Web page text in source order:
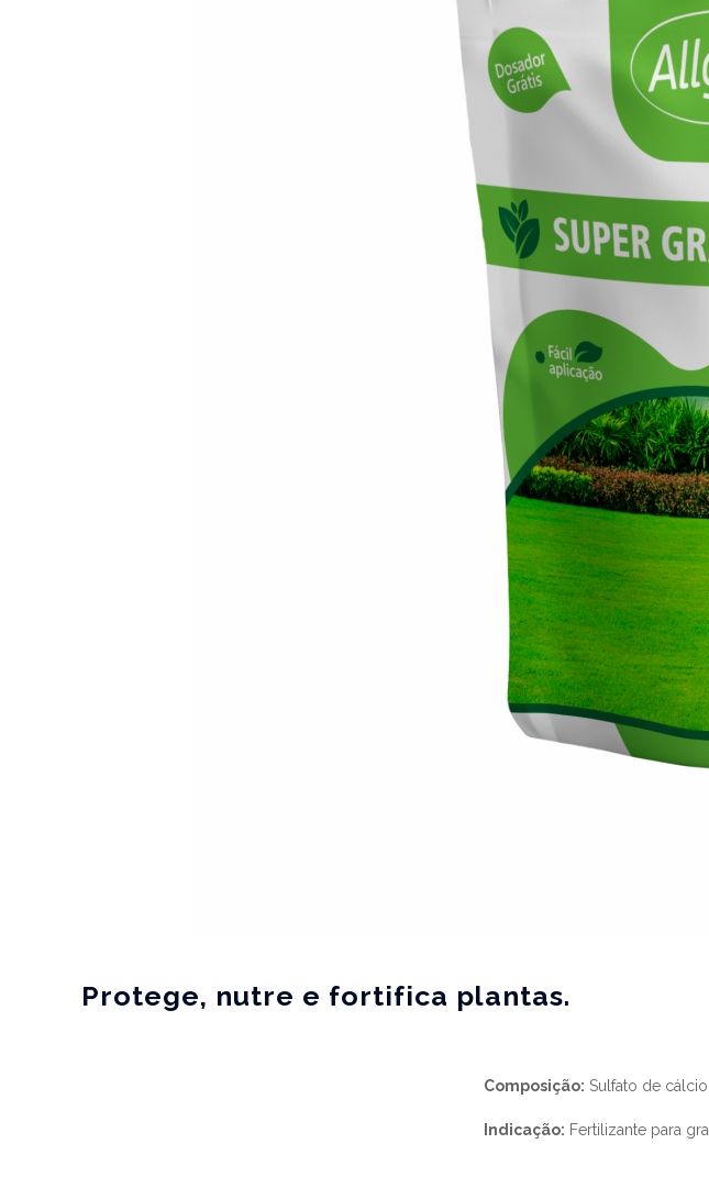
Protege, nutre e fortifica plantas.
Composição: Sulfato de cálcio
Indicação: Fertilizante para